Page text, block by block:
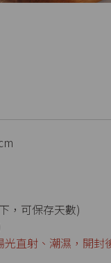
，可保存天數)
直射、潮濕，開封